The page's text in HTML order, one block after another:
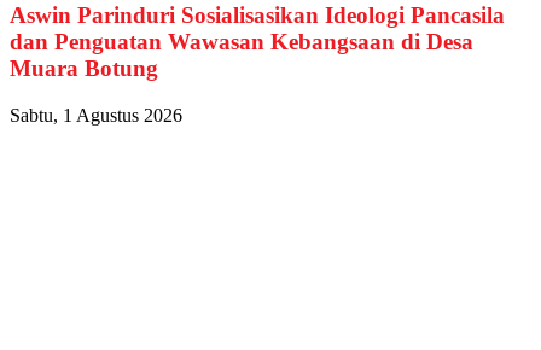
Aswin Parinduri Sosialisasikan Ideologi Pancasila
dan Penguatan Wawasan Kebangsaan di Desa
Muara Botung
Sabtu, 1 Agustus 2026